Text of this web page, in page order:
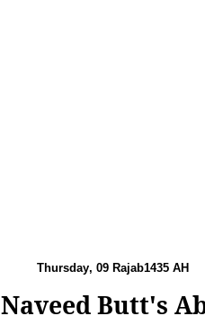
Thursday, 09 Rajab1435 AH
Naveed Butt's